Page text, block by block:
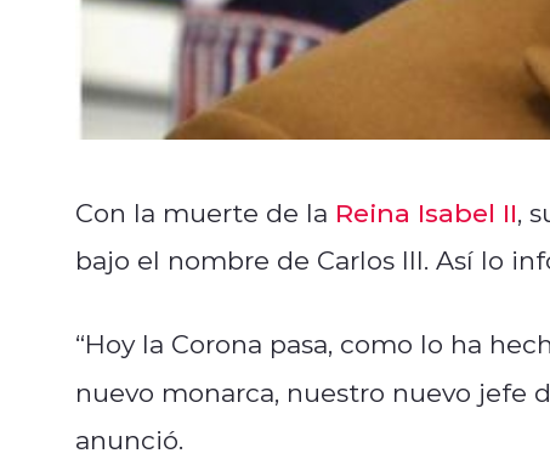
Con la muerte de la Reina Isabel II,
bajo el nombre de Carlos III. Así lo
“Hoy la Corona pasa, como lo ha
nuevo monarca, nuestro nuevo jefe
anunció.